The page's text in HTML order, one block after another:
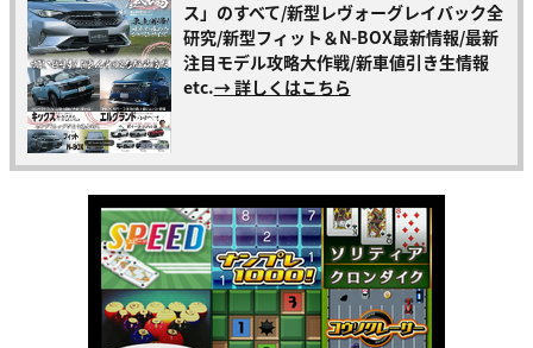
ス」のすべて/新型レヴォーグレイバック全
研究/新型フィット＆N-BOX最新情報/最新
注目モデル攻略大作戦/新車値引き生情報
etc.→ 詳しくはこちら